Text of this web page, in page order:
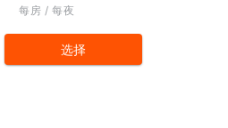
每房 / 每夜
选择